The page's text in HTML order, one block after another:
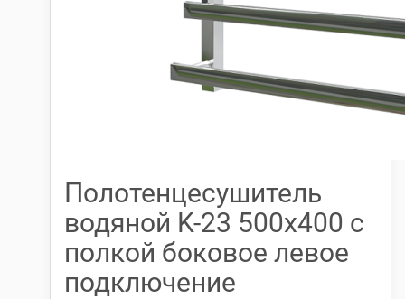
Полотенцесушитель
водяной K-23 500х400 с
полкой боковое левое
подключение